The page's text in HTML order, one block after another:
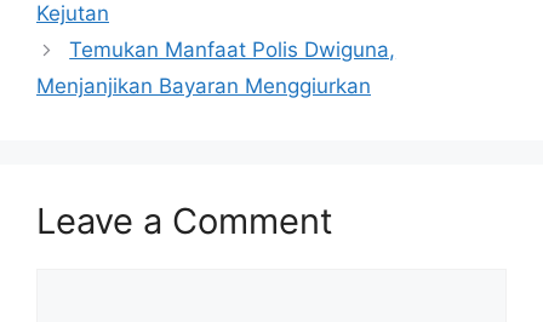
Kejutan
Temukan Manfaat Polis Dwiguna,
Menjanjikan Bayaran Menggiurkan
Leave a Comment